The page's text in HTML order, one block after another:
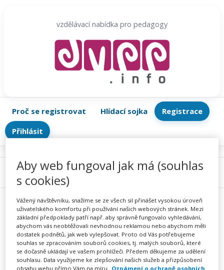
vzdělávací nabídka pro pedagogy
Proč se registrovat Hlídací sojka
Registrace
Přihlásit
Pokusy a experimenty v MŠ
– kurz na klíč
Menu
Aby web fungoval jak má (souhlas
s cookies)
Vážený návštěvníku, snažíme se ze všech sil přinášet vysokou úroveň
uživatelského komfortu při používání našich webových stránek. Mezi
základní předpoklady patří např. aby správně fungovalo vyhledávání,
abychom vás neobtěžovali nevhodnou reklamou nebo abychom měli
dostatek podnětů, jak web vylepšovat. Proto od Vás potřebujeme
souhlas se zpracováním souborů cookies, tj. malých souborů, které
se dočasně ukládají ve vašem prohlížeči. Předem děkujeme za udělení
souhlasu. Data využijeme ke zlepšování našich služeb a přizpůsobení
obsahu webu přímo Vám na míru. Oznámení o ochraně osobních